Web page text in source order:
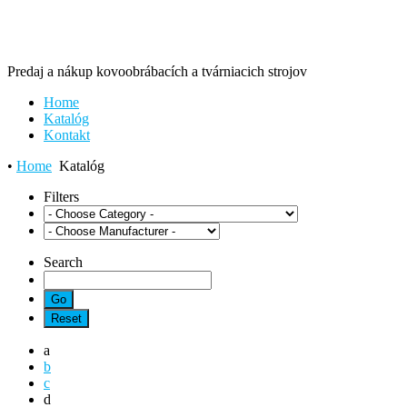
Predaj a nákup kovoobrábacích a tvárniacich strojov
Home
Katalóg
Kontakt
• Home Katalóg
Filters
Search
a
b
c
d